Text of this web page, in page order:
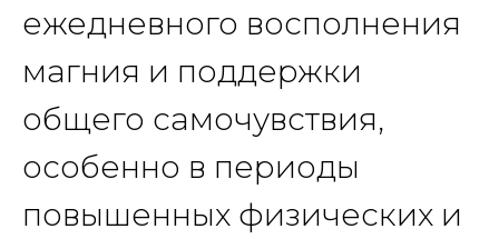
ежедневного восполнения
магния и поддержки
общего самочувствия,
особенно в периоды
повышенных физических и